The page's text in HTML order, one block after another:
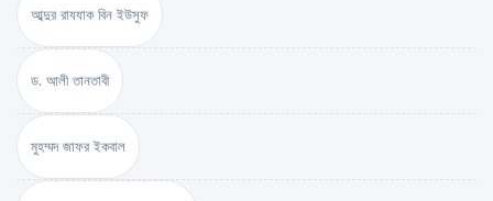
আব্দুর রাযযাক বিন ইউসুফ
ড. আলী তানতাবী
মুহম্মদ জাফর ইকবাল